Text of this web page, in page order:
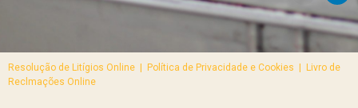
Resolução de Litígios Online | Política de Privacidade e Cookies | Livro de
Reclmações Online